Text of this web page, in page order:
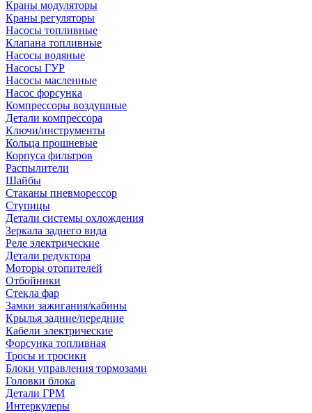
Краны модуляторы
Краны регуляторы
Насосы топливные
Клапана топливные
Насосы водяные
Насосы ГУР
Насосы масленные
Насос форсунка
Компрессоры воздушные
Детали компрессора
Ключи/инструменты
Кольца прошневые
Корпуса фильтров
Распылители
Шайбы
Стаканы пневморессор
Ступицы
Детали системы охлождения
Зеркала заднего вида
Реле электрические
Детали редуктора
Моторы отопителей
Отбойники
Стекла фар
Замки зажигания/кабины
Крылья задние/передние
Кабели электрические
Форсунка топливная
Тросы и тросики
Блоки управления тормозами
Головки блока
Детали ГРМ
Интеркулеры